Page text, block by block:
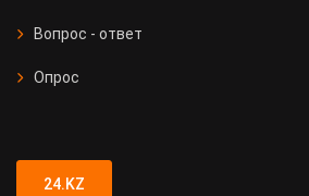
Вопрос - ответ
Опрос
24.KZ